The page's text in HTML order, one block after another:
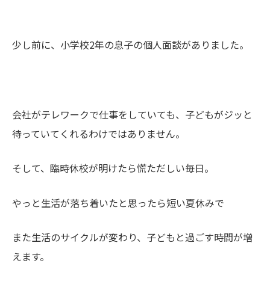
少し前に、小学校2年の息子の個人面談がありました。
会社がテレワークで仕事をしていても、子どもがジッと
待っていてくれるわけではありません。
そして、臨時休校が明けたら慌ただしい毎日。
やっと生活が落ち着いたと思ったら短い夏休みで
また生活のサイクルが変わり、子どもと過ごす時間が増
えます。